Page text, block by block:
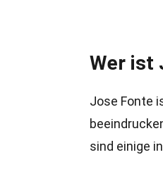
Wer ist
Jose Fonte
sind einige